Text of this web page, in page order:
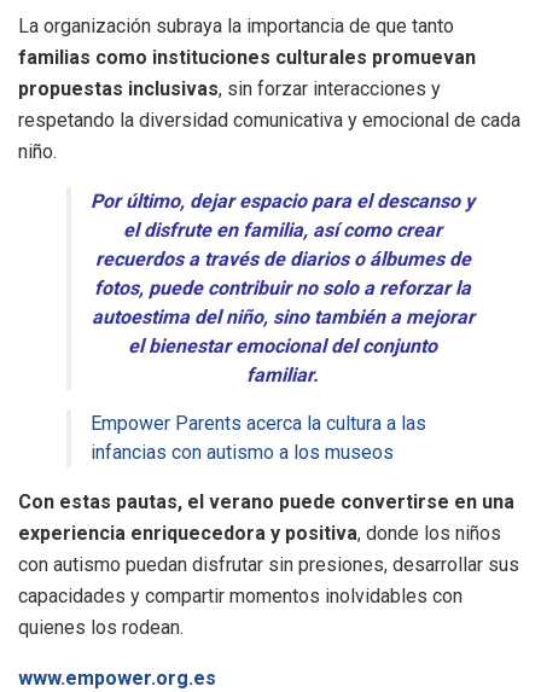
La organización subraya la importancia de que tanto
familias como instituciones culturales promuevan
propuestas inclusivas, sin forzar interacciones y
respetando la diversidad comunicativa y emocional de cada
niño.
Por último, dejar espacio para el descanso y
el disfrute en familia, así como crear
recuerdos a través de diarios o álbumes de
fotos, puede contribuir no solo a reforzar la
autoestima del niño, sino también a mejorar
el bienestar emocional del conjunto
familiar.
Empower Parents acerca la cultura a las
infancias con autismo a los museos
Con estas pautas, el verano puede convertirse en una
experiencia enriquecedora y positiva, donde los niños
con autismo puedan disfrutar sin presiones, desarrollar sus
capacidades y compartir momentos inolvidables con
quienes los rodean.
www.empower.org.es